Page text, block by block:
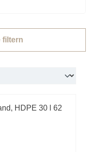
filtern